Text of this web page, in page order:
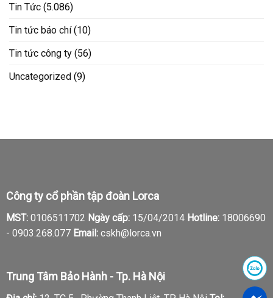
Tin Tức (5.086)
Tin tức báo chí(10)
Tin tức công ty (56)
Uncategorized (9)
Công ty cổ phần tập đoàn Lorca
MST:0106511702 Ngày cấp:15/04/2014 Hotline:18006690
- 0903.268.077 Email:cskh@lorca.vn
Trung Tâm Bảo Hành - Tp. Hà Nội